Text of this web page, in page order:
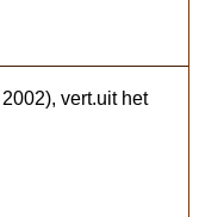
vert.uit het